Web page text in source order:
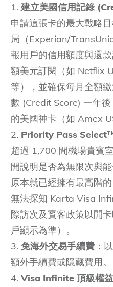
1. 建立美國信用記錄
申請這張卡的最大戰略
局（Experian/
報用戶的信用額度與還
額美元訂閱（如 Netflix
等），並確保每月全額
數 (Credit Score) 一年
的美國神卡（如 Amex
2. Priority Pass
超過 1,700 間機場貴賓
開說明是否為無限次與
原本就已經擁有最高階
無法探知 Karta Visa
際訪次及賓客政策以開
戶顯示為準）。
3. 免海外交易手續費 ：
額外手續費或隱藏費用。
4. Visa Infinite 頂級權益